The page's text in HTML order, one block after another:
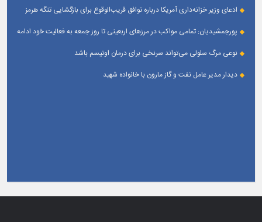
ادعای وزیر خزانه‌داری آمریکا درباره توافق قریب‌الوقوع برای بازگشایی تنگه هرمز
پورجمشیدیان: تمامی مواکب در مرزهای اربعینی تا روز جمعه به فعالیت خود ادامه
نوعی مرگ سلولی می‌تواند سرنخی برای درمان اوتیسم باشد
دیدار مدیر عامل نفت و گاز مارون با خانواده شهید